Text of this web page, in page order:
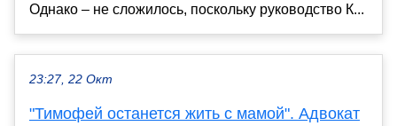
Однако – не сложилось, поскольку руководство К...
23:27, 22 Окт
"Тимофей останется жить с мамой". Адвокат